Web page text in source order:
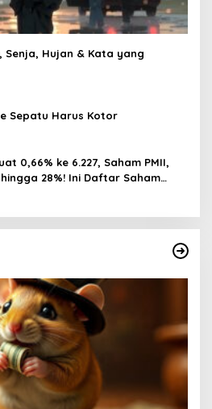
Senja, Hujan & Kata yang
Sepatu Harus Kotor
0,66% ke 6.227, Saham PMII,
hingga 28%! Ini Daftar Saham
Tertinggi 31 Juli 2026